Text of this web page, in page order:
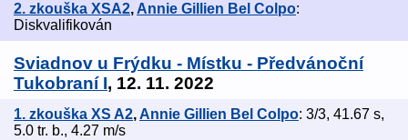
2. zkouška XSA2, Annie Gillien Bel Colpo:
Diskvalifikován
Sviadnov u Frýdku - Místku - Předvánoční
Tukobraní I, 12. 11. 2022
1. zkouška XS A2,Annie Gillien Bel Colpo: 3/3, 41.67 s,
5.0 tr. b., 4.27 m/s